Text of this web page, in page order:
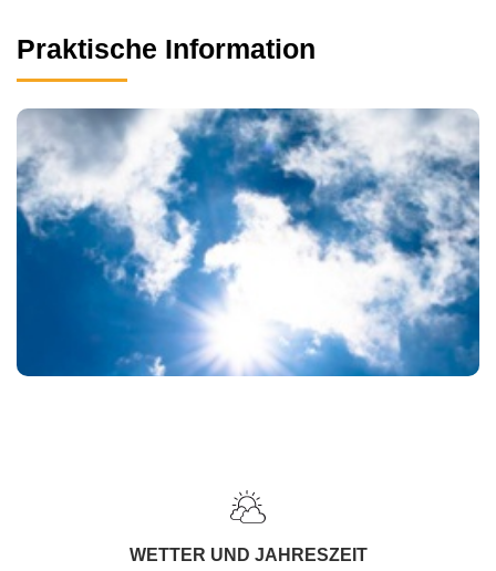
Praktische Information
WETTER UND JAHRESZEIT